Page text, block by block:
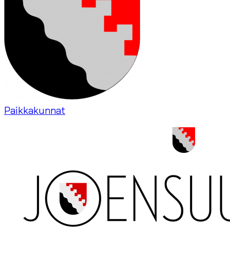
Paikkakunnat